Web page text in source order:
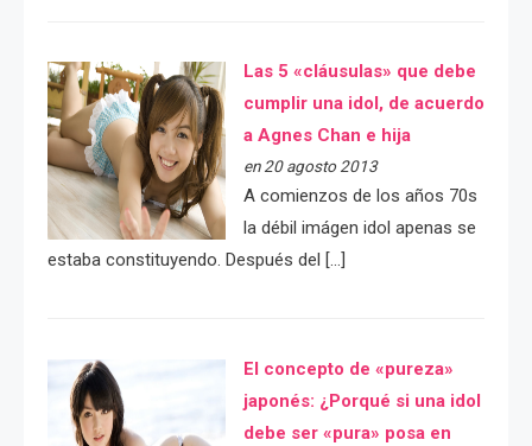
Las 5 «cláusulas» que debe
cumplir una idol, de acuerdo
a Agnes Chan e hija
en 20 agosto 2013
A comienzos de los años 70s
la débil imágen idol apenas se
estaba constituyendo. Después del […]
El concepto de «pureza»
japonés: ¿Porqué si una idol
debe ser «pura» posa en